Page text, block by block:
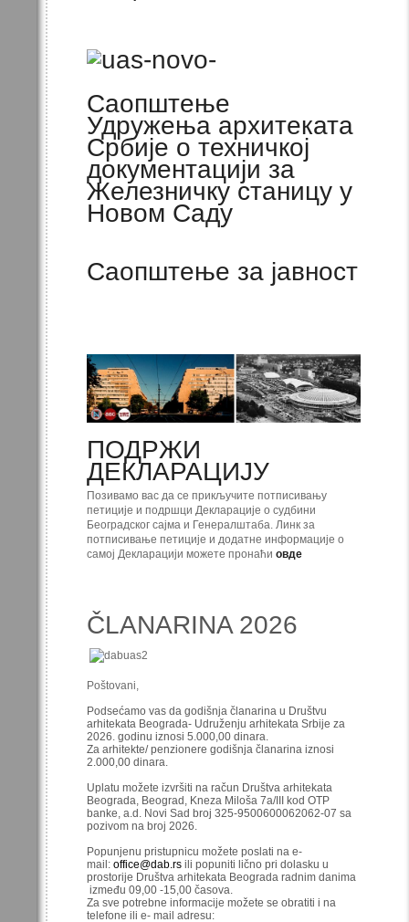
Саопштење
Удружења архитеката
Србије о техничкој
документацији за
Железничку станицу у
Новом Саду
Саопштење за јавност
ПОДРЖИ
ДЕКЛАРАЦИЈУ
Позивамо вас да се прикључите потписивању
петиције и подршци Декларације о судбини
Београдског сајма и Генералштаба. Линк за
потписивање петиције и додатне информације о
самој Декларацији можете пронаћи овде
ČLANARINA 2026
Poštovani,
Podsećamo vas da godišnja članarina u Društvu
arhitekata Beograda- Udruženju arhitekata Srbije za
2026. godinu iznosi 5.000,00 dinara.
Za arhitekte/ penzionere godišnja članarina iznosi
2.000,00 dinara.
Uplatu možete izvršiti na račun Društva arhitekata
Beograda, Beograd, Kneza Miloša 7a/III kod OTP
banke, a.d. Novi Sad broj 325-9500600062062-07 sa
pozivom na broj 2026.
Popunjenu pristupnicu možete poslati na e-
mail: office@dab.rs ili popuniti lično pri dolasku u
prostorije Društva arhitekata Beograda radnim danima
između 09,00 -15,00 časova.
Za sve potrebne informacije možete se obratiti i na
telefone ili e- mail adresu: